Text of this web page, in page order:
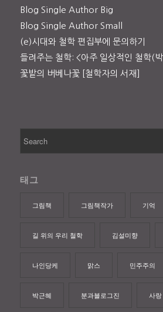
Blog Single Author Big
Blog Single Author Small
(e)시대와 철학 편집부에 문의하기
들려주는 철학: <아주 일상적인 철학(
꽃밭의 버베나꽃 [철학자의 서재]
태그
그림책 그림책작가 기억
길 위의 우리 철학 김설미향
나인당케 맑스 민주주의
박근혜 분과블로그진 사랑